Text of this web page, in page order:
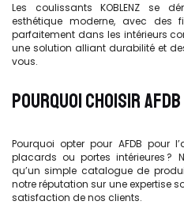
Les coulissants KOBLENZ se
esthétique moderne, avec des
parfaitement dans les intérieurs
une solution alliant durabilité et
vous.
POURQUOI CHOISIR
Pourquoi opter pour AFDB pour
placards ou portes intérieures ?
qu’un simple catalogue de
notre réputation sur une expertise
satisfaction de nos clients.